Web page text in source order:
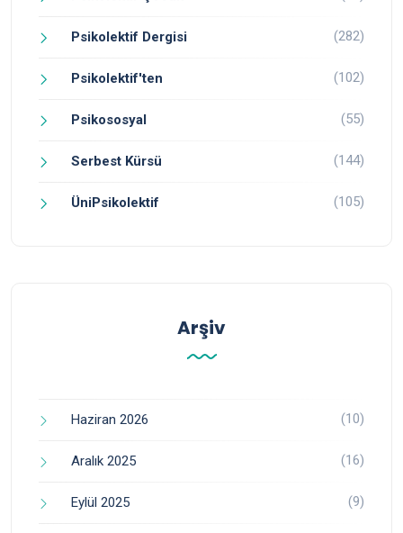
Psikolektif Dergisi (282)
Psikolektif'ten (102)
Psikososyal (55)
Serbest Kürsü (144)
ÜniPsikolektif (105)
Arşiv
Haziran 2026 (10)
Aralık 2025 (16)
Eylül 2025 (9)